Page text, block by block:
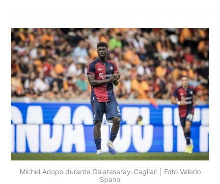
Michel Adopo durante Galatasaray-Cagliari | Foto Valerio
Spano